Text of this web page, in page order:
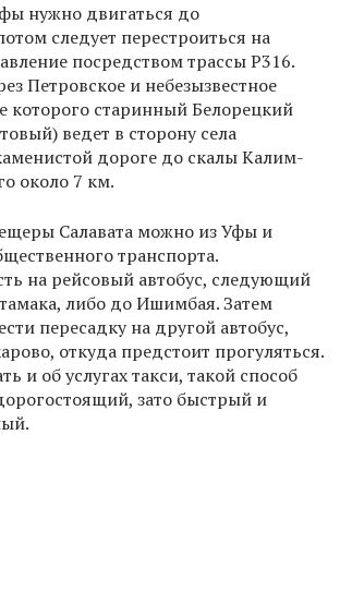
нужно двигаться до
следует перестроиться на
посредством трассы Р316.
Петровское и небезызвестное
которого старинный Белорецкий
ведет в сторону села
дороге до скалы Калим-
около 7 км.
Салавата можно из Уфы и
транспорта.
на рейсовый автобус, следующий
либо до Ишимбая. Затем
пересадку на другой автобус,
откуда предстоит прогуляться.
и об услугах такси, такой способ
зато быстрый и